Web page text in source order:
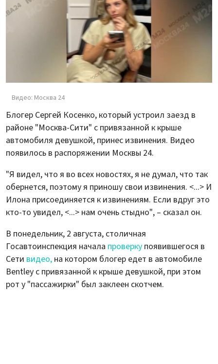
Видео: Москва 24
Блогер Сергей Косенко, который устроил заезд в
районе "Москва-Сити" с привязанной к крыше
автомобиля девушкой, принес извинения. Видео
появилось в распоряжении Москвы 24.
"Я видел, что я во всех новостях, я не думал, что так
обернется, поэтому я приношу свои извинения. <...> И
Илона присоединяется к извинениям. Если вдруг это
кто-то увидел, <...> нам очень стыдно", – сказал он.
В понедельник, 2 августа, столичная
Госавтоинспекция начала проверку появившегося в
Сети видео, на котором блогер едет в автомобиле
Bentley с привязанной к крыше девушкой, при этом
рот у "пассажирки" был заклеен скотчем.